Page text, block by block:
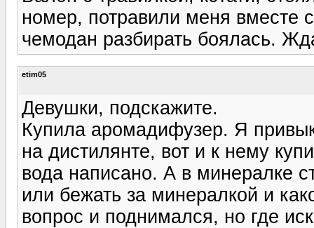
номер, потравили меня вместе
чемодан разбирать боялась.
etim05
Девушки, подскажите.
Купила аромадифузер. Я
на дистилянте, вот и к нему
вода написано. А в минералке
или бежать за минералкой и
вопрос и поднимался, но где